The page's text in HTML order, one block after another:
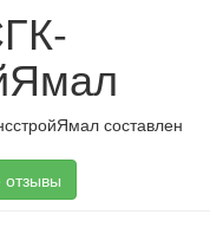
составлен
отзывы